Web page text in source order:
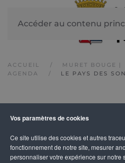
Vos paramètres de cookies
Ce site utilise des cookies et autres
fonctionnement de notre site, mesurer
personnaliser votre expérience sur notre
Accéder au contenu
ACCUEIL MURET BOUGE |
AGENDA
LE PAYS DES
Le pays des